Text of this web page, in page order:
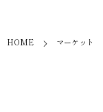
HOME マーケット